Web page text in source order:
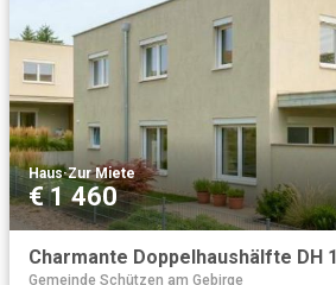
Haus·Zur Miete
€ 1 460
Charmante Doppelhaushälfte DH 1
Gemeinde Schützen am Gebirge